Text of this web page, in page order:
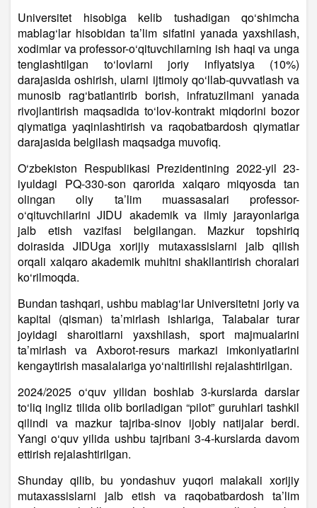
Universitet hisobiga kelib tushadigan qo‘shimcha
mablag‘lar hisobidan ta’lim sifatini yanada yaxshilash,
xodimlar va professor-o‘qituvchilarning ish haqi va unga
tenglashtilgan to‘lovlarni joriy inflyatsiya (10%)
darajasida oshirish, ularni ijtimoiy qo‘llab-quvvatlash va
munosib rag‘batlantirib borish, infratuzilmani yanada
rivojlantirish maqsadida to‘lov-kontrakt miqdorini bozor
qiymatiga yaqinlashtirish va raqobatbardosh qiymatlar
darajasida belgilash maqsadga muvofiq.
O‘zbekiston Respublikasi Prezidentining 2022-yil 23-
iyuldagi PQ-330-son qarorida xalqaro miqyosda tan
olingan oliy ta’lim muassasalari professor-
o‘qituvchilarini JIDU akademik va ilmiy jarayonlariga
jalb etish vazifasi belgilangan. Mazkur topshiriq
doirasida JIDUga xorijiy mutaxassislarni jalb qilish
orqali xalqaro akademik muhitni shakllantirish choralari
ko‘rilmoqda.
Bundan tashqari, ushbu mablag‘lar Universitetni joriy va
kapital (qisman) ta’mirlash ishlariga, Talabalar turar
joyidagi sharoitlarni yaxshilash, sport majmualarini
ta’mirlash va Axborot-resurs markazi imkoniyatlarini
kengaytirish masalalariga yo‘naltirilishi rejalashtirilgan.
2024/2025 o‘quv yilidan boshlab 3-kurslarda darslar
to‘liq ingliz tilida olib boriladigan “pilot” guruhlari tashkil
qilindi va mazkur tajriba-sinov ijobiy natijalar berdi.
Yangi o‘quv yilida ushbu tajribani 3-4-kurslarda davom
ettirish rejalashtirilgan.
Shunday qilib, bu yondashuv yuqori malakali xorijiy
mutaxassislarni jalb etish va raqobatbardosh ta’lim